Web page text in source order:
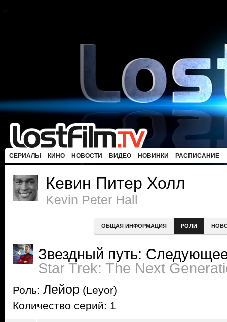
СЕРИАЛЫ КИНО НОВОСТИ ВИДЕО НОВИНКИ РАСПИСАНИЕ
Кевин Питер Холл
Kevin Peter Hall
ОБЩАЯ ИНФОРМАЦИЯ РОЛИ
Звездный путь:
Star Trek: The Next
Роль: Лейор (Leyor)
Количество серий: 1